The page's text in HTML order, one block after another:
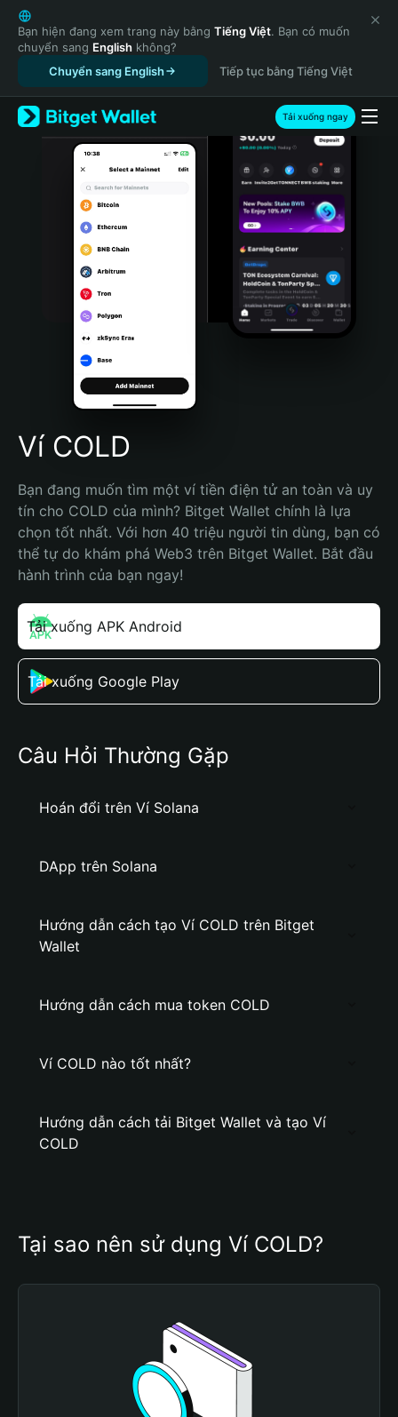
English
日本語
Tiếng Việt
Русский
Español (Latinoamérica)
Türkçe
Italiano
Português (Portugal)
Bahasa Indonesia
Português (Brasil)
Español (Argentina)
Bạn hiện đang xem trang này bằng Tiếng Việt. Bạn có muốn
chuyển sang English không?
Chuyển sang English
Tiếp tục bằng Tiếng Việt
Tải xuống ngay
Ví COLD
Bạn đang muốn tìm một ví tiền điện tử an toàn và uy
tín cho COLD của mình? Bitget Wallet chính là lựa
chọn tốt nhất. Với hơn 40 triệu người tin dùng, bạn có
thể tự do khám phá Web3 trên Bitget Wallet. Bắt đầu
hành trình của bạn ngay!
Tải xuống APK Android
Tải xuống Google Play
Câu Hỏi Thường Gặp
Hoán đổi trên Ví Solana
DApp trên Solana
Hướng dẫn cách tạo Ví COLD trên Bitget
Wallet
Hướng dẫn cách mua token COLD
Ví COLD nào tốt nhất?
Hướng dẫn cách tải Bitget Wallet và tạo Ví
COLD
Tại sao nên sử dụng Ví COLD?